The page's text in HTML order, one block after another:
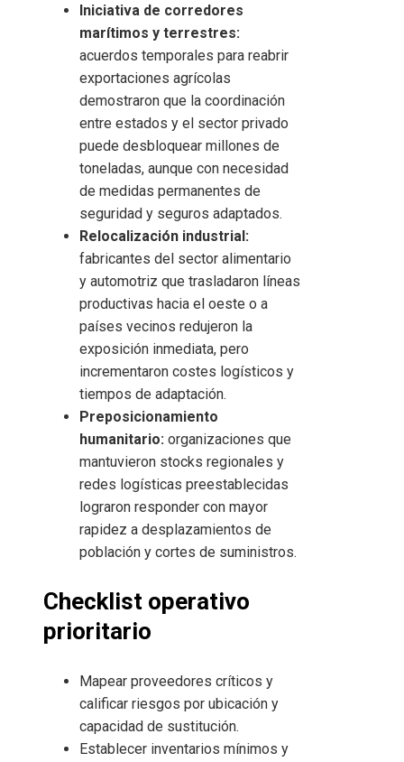
Iniciativa de corredores
marítimos y terrestres:
acuerdos temporales para reabrir
exportaciones agrícolas
demostraron que la coordinación
entre estados y el sector privado
puede desbloquear millones de
toneladas, aunque con necesidad
de medidas permanentes de
seguridad y seguros adaptados.
Relocalización industrial:
fabricantes del sector alimentario
y automotriz que trasladaron líneas
productivas hacia el oeste o a
países vecinos redujeron la
exposición inmediata, pero
incrementaron costes logísticos y
tiempos de adaptación.
Preposicionamiento
humanitario: organizaciones que
mantuvieron stocks regionales y
redes logísticas preestablecidas
lograron responder con mayor
rapidez a desplazamientos de
población y cortes de suministros.
Checklist operativo
prioritario
Mapear proveedores críticos y
calificar riesgos por ubicación y
capacidad de sustitución.
Establecer inventarios mínimos y